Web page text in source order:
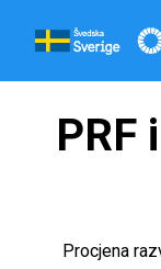
PRF
Procjena